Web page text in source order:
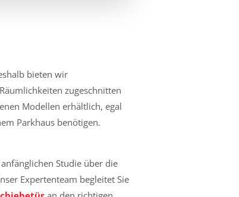
bieten wir
zugeschnitten
Modellen erhältlich, egal
Parkhaus benötigen.
Studie über die
Expertenteam begleitet Sie